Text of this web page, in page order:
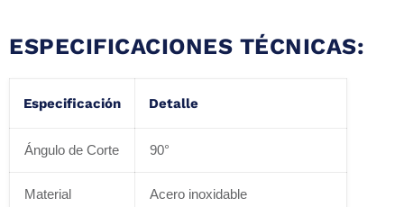
ESPECIFICACIONES TÉCNICAS:
Especificación Detalle
Ángulo de Corte 90°
Material Acero inoxidable